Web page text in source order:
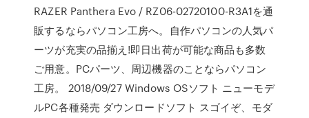
RAZER Panthera Evo / RZ06-02720100-R3A1を通
販するならパソコン工房へ。自作パソコンの人気パ
ーツが充実の品揃え!即日出荷が可能な商品も多数
ご用意。PCパーツ、周辺機器のことならパソコン
工房。 2018/09/27 Windows OSソフト ニューモデ
ルPC各種発売 ダウンロードソフト スゴイぞ、モダ